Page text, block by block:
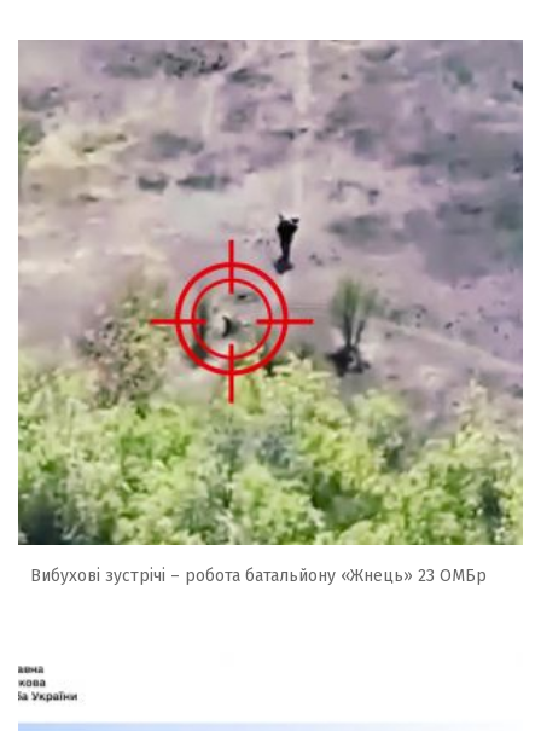
Вибухові зустрічі – робота батальйону «Жнець» 23 ОМБр